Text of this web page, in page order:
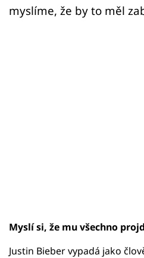
myslíme, že by to měl
Myslí si, že mu všechno
Justin Bieber vypadá jako